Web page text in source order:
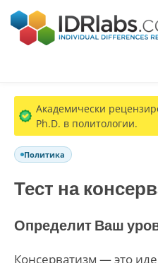
Академически
Ph.D. в политологии.
Политика
Тест на
Определит Ваш
Консерватизм — это